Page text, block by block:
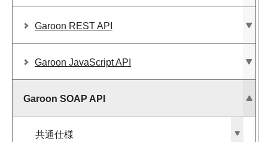
Garoon REST API
Garoon JavaScript API
Garoon SOAP API
共通仕様